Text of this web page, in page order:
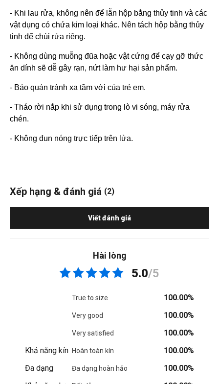
- Khi lau rửa, không nên để lẫn hộp bằng thủy tinh và các
vật dụng có chứa kim loại khác. Nên tách hộp bằng thủy
tinh để chùi rửa riêng.
- Không dùng muỗng đũa hoặc vật cứng để cạy gỡ thức
ăn dính sẽ dễ gây rạn, nứt làm hư hại sản phẩm.
- Bảo quản tránh xa tầm với của trẻ em.
- Tháo rời nắp khi sử dụng trong lò vi sóng, máy rửa
chén.
- Không đun nóng trực tiếp trên lửa.
Xếp hạng & đánh giá (2)
Viết đánh giá
Hài lòng
5.0/5
True to size 100.00%
Very good 100.00%
Very satisfied
100.00%
Khả năng kín Hoàn toàn kín
100.00%
Đa dạng
Đa dạng hoàn hảo
100.00%